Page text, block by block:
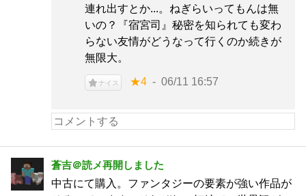
連れ出すとか...。ねぎらいってもんは無
いの？『宿宮司』秘密を知られても変わ
らない友情がどうなって行くのか続きが
無限大。
ナイス ★4 06/11 16:57
蒼吉＠読メ再開しました
中古にて購入。ファンタジーの要素が強い作品が